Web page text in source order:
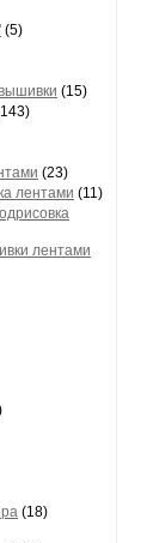
(5)
(15)
(23)
лентами (11)
лентами
(18)